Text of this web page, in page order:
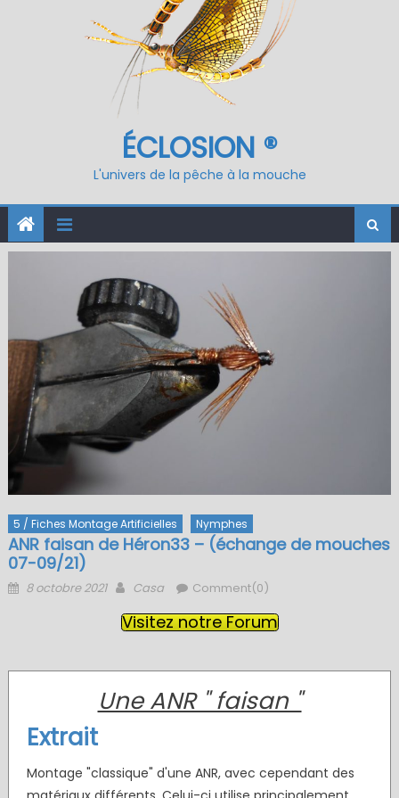
ÉCLOSION ®
L'univers de la pêche à la mouche
5 / Fiches Montage Artificielles Nymphes
ANR faisan de Héron33 – (échange de mouches
07-09/21)
Posted
8 octobre 2021 Author
Casa Comment(0)
Visitez notre Forum
Une ANR " faisan "
Extrait
Montage "classique" d'une ANR, avec cependant des